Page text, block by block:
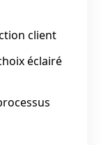
client
éclairé